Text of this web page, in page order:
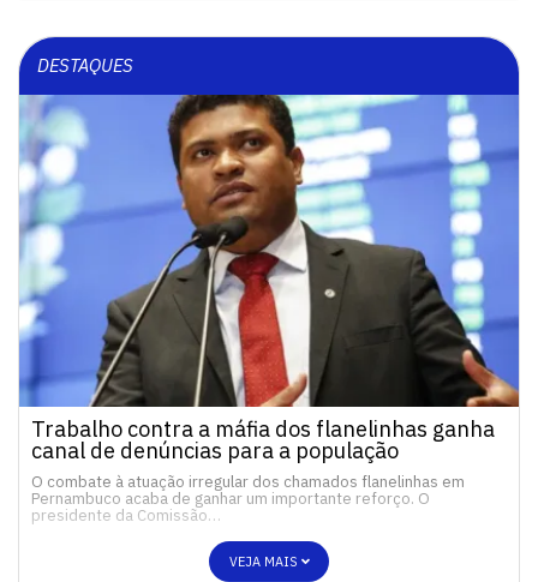
DESTAQUES
Trabalho contra a máfia dos flanelinhas ganha
canal de denúncias para a população
O combate à atuação irregular dos chamados flanelinhas em
Pernambuco acaba de ganhar um importante reforço. O
presidente da Comissão…
VEJA MAIS